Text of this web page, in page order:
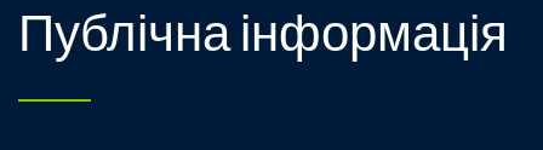
Публічна інформація